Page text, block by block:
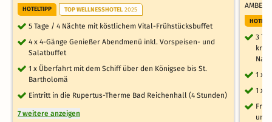
HOTELTIPP TOP WELLNESSHOTEL 2025
5 Tage / 4 Nächte mit köstlichem Vital-Frühstücksbuffet
4 x 4-Gänge Genießer Abendmenü inkl. Vorspeisen- und
Salatbuffet
1 x Überfahrt mit dem Schiff über den Königsee bis St.
Bartholomä
Eintritt in die Rupertus-Therme Bad Reichenhall (4 Stunden)
7 weitere anzeigen
AMBER
3
1 x
1 x
und